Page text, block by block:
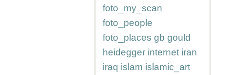
foto_my_scan
foto_people
foto_places gb gould
heidegger internet iran
iraq islam islamic_art